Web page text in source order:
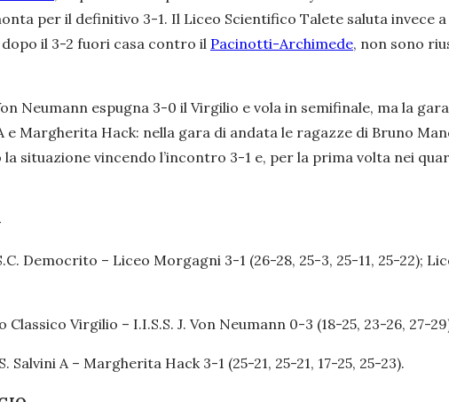
per il definitivo 3-1. Il Liceo Scientifico Talete saluta invece
il 3-2 fuori casa contro il Pacinotti-Archimede, non sono
Neumann espugna 3-0 il Virgilio e vola in semifinale, ma la
e Margherita Hack: nella gara di andata le ragazze di Bruno
situazione vincendo l’incontro 3-1 e, per la prima volta nei
Democrito – Liceo Morgagni 3-1 (26-28, 25-3, 25-11, 25-22);
Classico Virgilio – I.I.S.S. J. Von Neumann 0-3 (18-25, 23-26, 27-
Salvini A – Margherita Hack 3-1 (25-21, 25-21, 17-25, 25-23).